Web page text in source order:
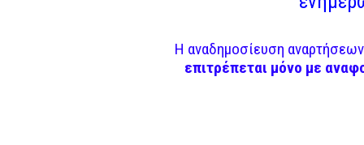
Η αναδημοσίευση
επιτρέπεται μόνο με